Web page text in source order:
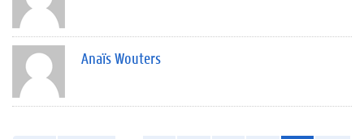
Anaïs Wouters